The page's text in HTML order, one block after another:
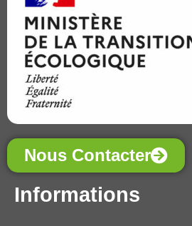
Nous Contacter
Informations